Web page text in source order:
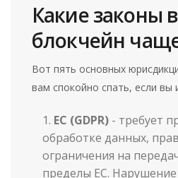
Какие законы
блокчейн
Вот пять основных
вам спокойно спать, если вы
ЕС (GDPR) - требует
обработке данных,
ограничения на
пределы ЕС.